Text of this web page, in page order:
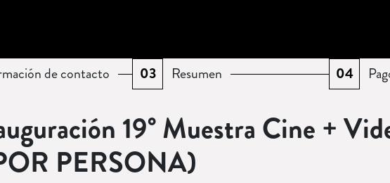
de contacto ( Pendiente)
03 Resumen ( Pendiente
04
19° Muestra Cine +
PERSONA)